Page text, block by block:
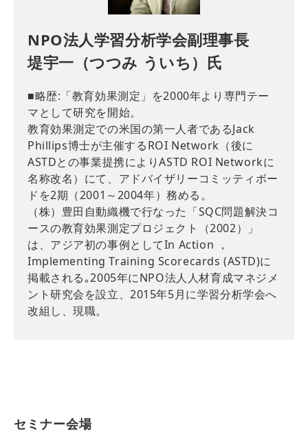
NPO法人学習分析学会副理事長
堤宇一（つつみ ういち）氏
■略歴:「教育効果測定」を2000年より専門テー
マとして研究を開始。
教育効果測定での米国の第一人者であるJack
Phillips博士が主催するROI Network（後に
ASTDとの事業提携によりASTD ROI Networkに
名称改名）にて、アドバイザリーコミッティボー
ドを2期（2001～2004年）務める。
（株）豊田自動織機で行なった「SQC問題解決コ
ースの教育効果測定プロジェクト（2002）」
は、アジア初の事例としてIn Action ，
Implementing Training Scorecards (ASTD)に
掲載される｡2005年にNPO法人人材育成マネジメ
ント研究会を設立、2015年5月に学習分析学会へ
改組し、現職。
セミナー会場